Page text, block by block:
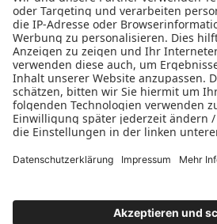
Datenschutz Impressum